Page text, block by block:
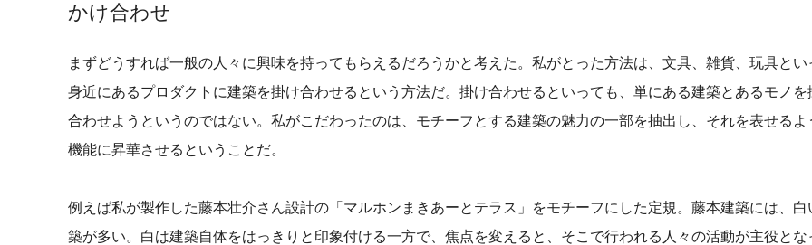
かけ合わせ
まずどうすれば一般の人々に興味を持ってもらえるだろうかと考えた。私がとった方法は、文具、雑貨、玩具とい
身近にあるプロダクトに建築を掛け合わせるという方法だ。掛け合わせるといっても、単にある建築とあるモノを
合わせようというのではない。私がこだわったのは、モチーフとする建築の魅力の一部を抽出し、それを表せるよ
機能に昇華させるということだ。
例えば私が製作した藤本壮介さん設計の「マルホンまきあーとテラス」をモチーフにした定規。藤本建築には、白
築が多い。白は建築自体をはっきりと印象付ける一方で、焦点を変えると、そこで行われる人々の活動が主役とな